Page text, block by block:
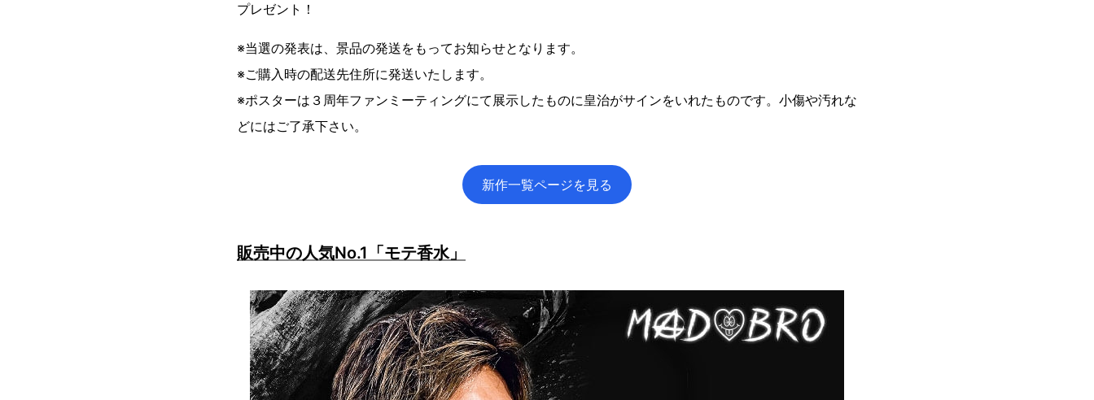
プレゼント！
※当選の発表は、景品の発送をもってお知らせとなります。
※ご購入時の配送先住所に発送いたします。
※ポスターは３周年ファンミーティングにて展示したものに皇治がサインをいれたものです。小傷や汚れな
どにはご了承下さい。
新作一覧ページを見る
販売中の人気No.1「モテ香水」